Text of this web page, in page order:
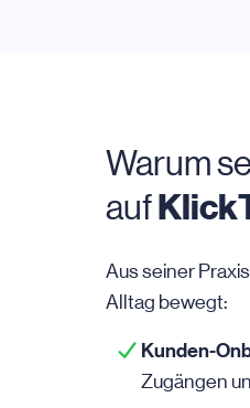
Warum
auf
Aus seiner
Alltag bewegt:
Kunden-
Zugängen